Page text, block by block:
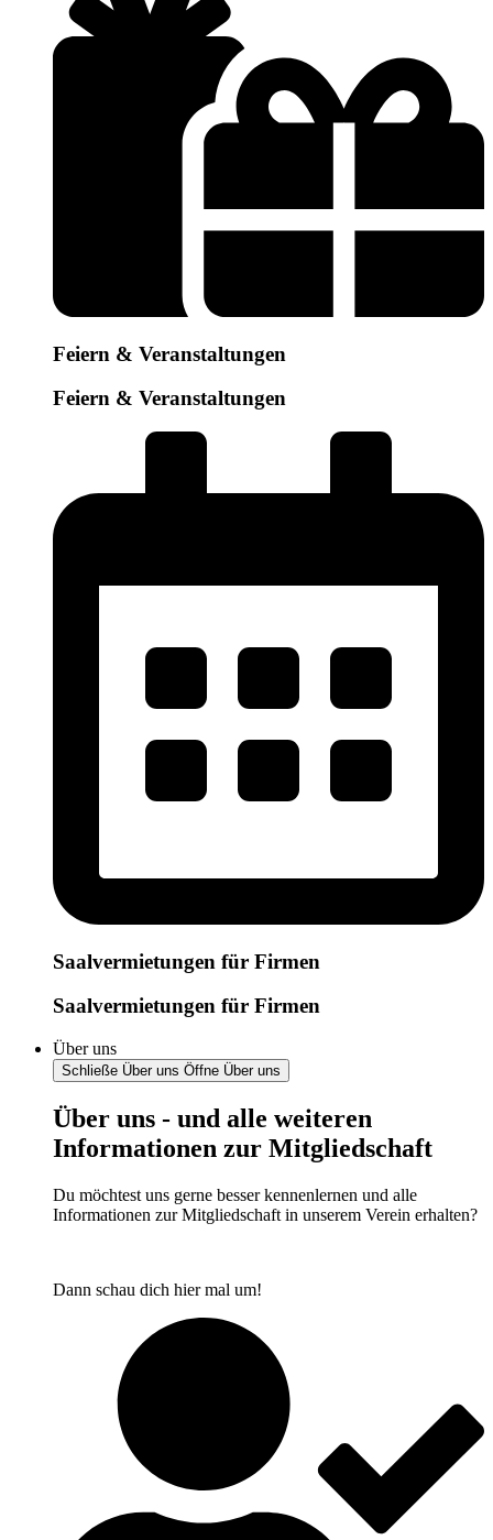
Feiern & Veranstaltungen
Feiern & Veranstaltungen
Saalvermietungen für Firmen
Saalvermietungen für Firmen
Über uns
Schließe Über uns Öffne Über uns
Über uns - und alle weiteren
Informationen zur Mitgliedschaft
Du möchtest uns gerne besser kennenlernen und alle
Informationen zur Mitgliedschaft in unserem Verein erhalten?
Dann schau dich hier mal um!